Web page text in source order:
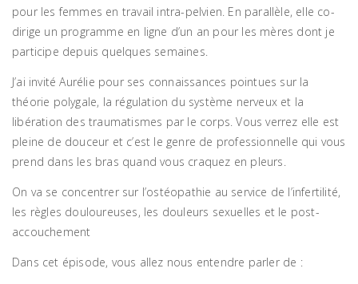
pour les femmes en travail intra-pelvien. En parallèle, elle co-
dirige un programme en ligne d’un an pour les mères dont je
participe depuis quelques semaines.
J’ai invité Aurélie pour ses connaissances pointues sur la
théorie polygale, la régulation du système nerveux et la
libération des traumatismes par le corps. Vous verrez elle est
pleine de douceur et c’est le genre de professionnelle qui vous
prend dans les bras quand vous craquez en pleurs.
On va se concentrer sur l’ostéopathie au service de l’infertilité,
les règles douloureuses, les douleurs sexuelles et le post-
accouchement
Dans cet épisode, vous allez nous entendre parler de :